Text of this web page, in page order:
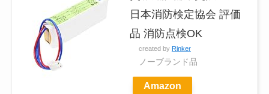
日本消防検定協会 評価
品 消防点検OK
created by Rinker
ノーブランド品
Amazon